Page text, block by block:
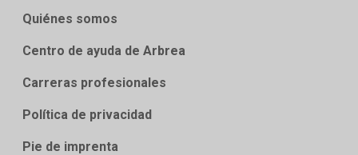
Quiénes somos
Centro de ayuda de Arbrea
Carreras profesionales
Política de privacidad
Pie de imprenta